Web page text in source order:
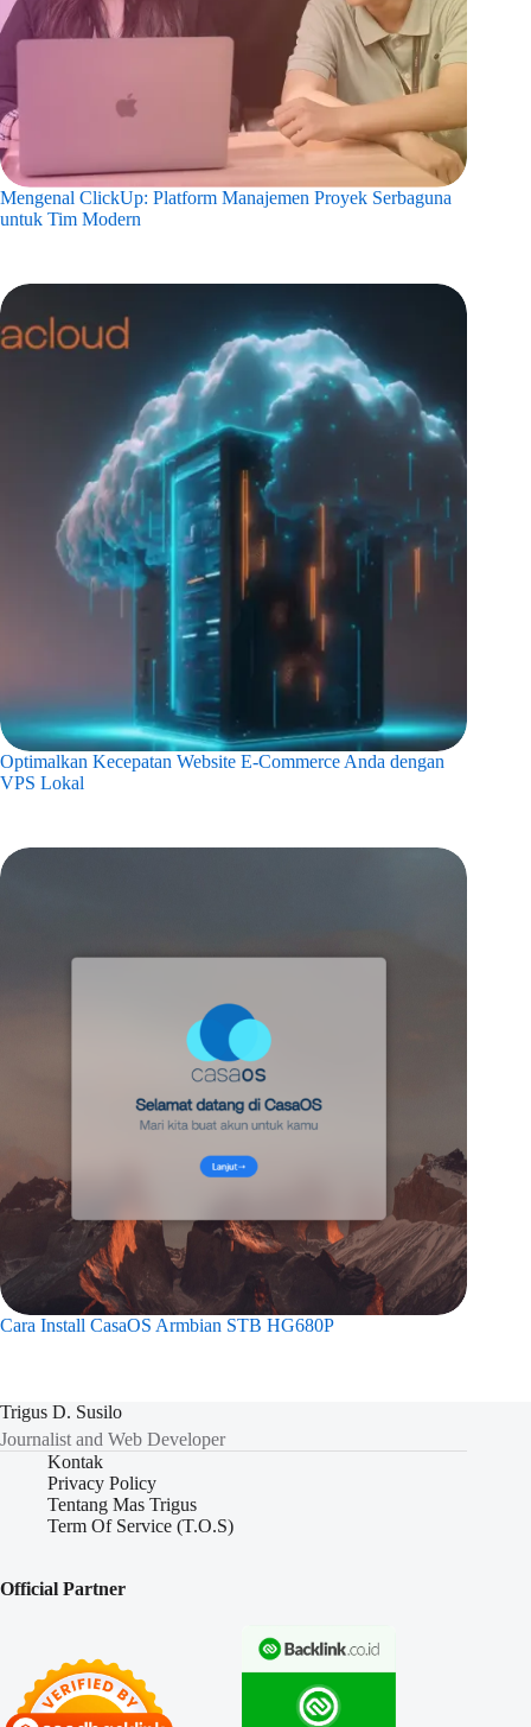
Mengenal ClickUp: Platform Manajemen Proyek Serbaguna
untuk Tim Modern
Optimalkan Kecepatan Website E-Commerce Anda dengan
VPS Lokal
Cara Install CasaOS Armbian STB HG680P
Trigus D. Susilo
Journalist and Web Developer
Kontak
Privacy Policy
Tentang Mas Trigus
Term Of Service (T.O.S)
Official Partner